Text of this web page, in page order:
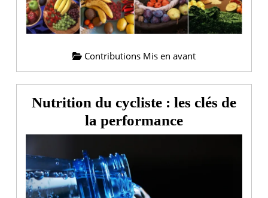
quelles
adaptations
gérer
l’intersaison
Contributions Mis en avant
Nutrition du cycliste : les clés de
la performanceNutrition
du